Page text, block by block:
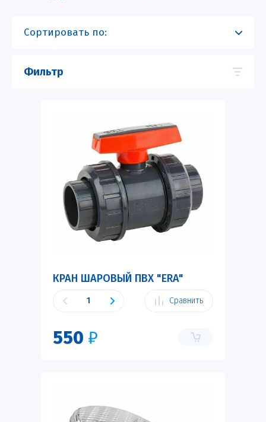
Фильтр
Сортировать по:
КРАН ШАРОВЫЙ ПВХ "ERA"
Сравнить
550 ₽